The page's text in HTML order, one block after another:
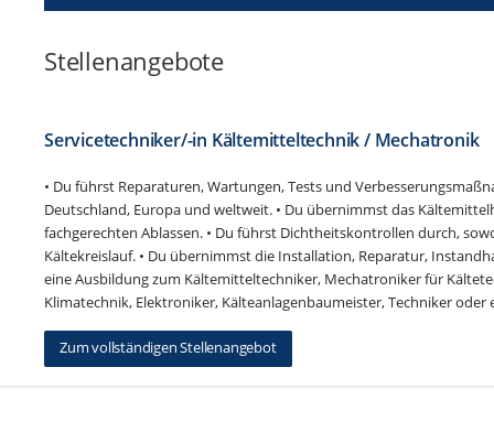
Stellenangebote
Servicetechniker/-in Kältemitteltechnik / Mechatronik
• Du führst Reparaturen, Wartungen, Tests und
Deutschland, Europa und weltweit. • Du übernimmst das
fachgerechten Ablassen. • Du führst Dichtheitskontrollen durch,
Kältekreislauf. • Du übernimmst die Installation, Reparatur,
eine Ausbildung zum Kältemitteltechniker, Mechatroniker für
Klimatechnik, Elektroniker, Kälteanlagenbaumeister, Techniker oder
Zum vollständigen Stellenangebot